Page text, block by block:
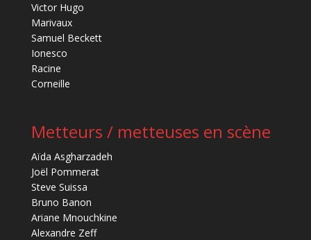
Victor Hugo
Marivaux
Samuel Beckett
Ionesco
Racine
Corneille
Metteurs / metteuses en scène
Aïda Asgharzadeh
Joël Pommerat
Steve Suissa
Bruno Banon
Ariane Mnouchkine
Alexandre Zeff